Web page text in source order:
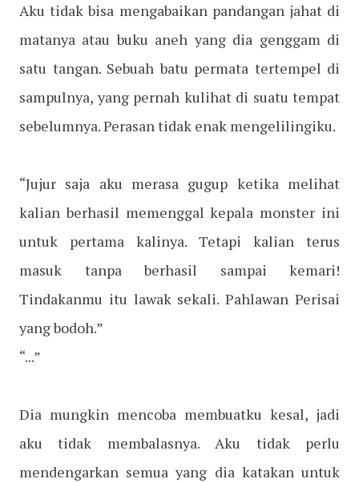
Aku tidak bisa mengabaikan pandangan jahat di
matanya atau buku aneh yang dia genggam di
satu tangan. Sebuah batu permata tertempel di
sampulnya, yang pernah kulihat di suatu tempat
sebelumnya. Perasan tidak enak mengelilingiku.
“Jujur saja aku merasa gugup ketika melihat
kalian berhasil memenggal kepala monster ini
untuk pertama kalinya. Tetapi kalian terus
masuk tanpa berhasil sampai kemari!
Tindakanmu itu lawak sekali. Pahlawan Perisai
yang bodoh.”
“...”
Dia mungkin mencoba membuatku kesal, jadi
aku tidak membalasnya. Aku tidak perlu
mendengarkan semua yang dia katakan untuk